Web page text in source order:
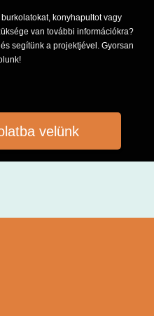
konyhapultot vagy
van további információkra?
segítünk a projektjével. Gyorsan
velünk